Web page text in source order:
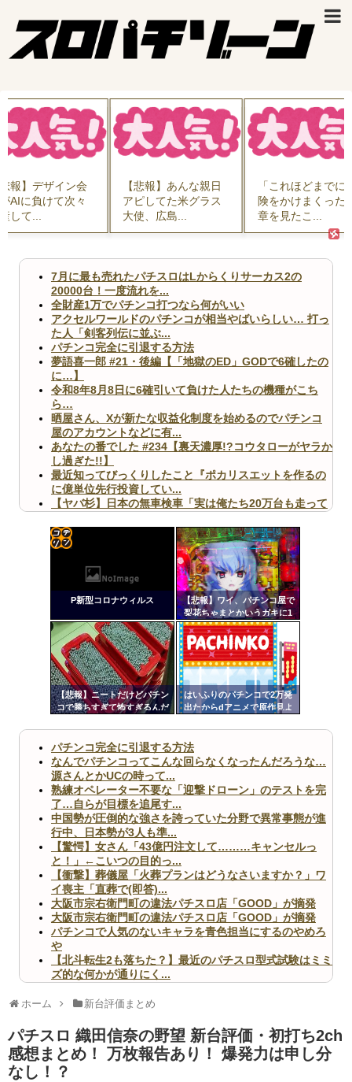
報】あんな親日
してた米グラス
、広島...
「これほどまでに保
険をかけまくった文
章を見たこ...
インフルエンサー
絶賛しまくった中
製EV「ラ...
7月に最も売れたパチスロはLからくりサーカス2の
20000台！一度流れを...
全財産1万でパチンコ打つなら何がいい
アクセルワールドのパチンコが相当やばいらしい… 打っ
た人「剣客列伝に並ぶ...
パチンコ完全に引退する方法
夢語喜一郎 #21・後編【「地獄のED」GODで6確したの
に…】
令和8年8月8日に6確引いて負けた人たちの機種がこち
ら…
晒屋さん、Xが新たな収益化制度を始めるのでパチンコ
屋のアカウントなどに有...
あなたの番でした #234【裏天濃厚!?コウタローがヤラか
し過ぎた!!】
最近知ってびっくりしたこと『ポカリスエットを作るの
に億単位先行投資してい...
【ヤバ杉】日本の無車検車「実は俺たち20万台も走って
【閲覧注意】俺が近くにいると機械が壊れるんだけどさ
【画像】ペプシコーラ社、「こういうのでいいんだよ」
Powered by livedoor 相互RSS
P新型コロナウィルス
【悲報】ワイ、パチンコ屋で
梨花ちゃまとかいうガキに1
万カツアゲされる
【悲報】ニートだけどパチン
コで勝ちすぎて怖すぎるんだ
はいふりのパチンコで2万発
出たからdアニメで原作見よ
定リ
ンク
自動
更新
ツー
パチンコ完全に引退する方法
なんでパチンコってこんな回らなくなったんだろうな…
源さんとかUCの時って...
熟練オペレーター不要な「迎撃ドローン」のテストを完
了…自らが目標を追尾す...
中国勢が圧倒的な強さを誇っていた分野で異常事態が進
行中、日本勢が3人も準...
【驚愕】女さん「43億円注文して………キャンセルっ
と！」←こいつの目的っ...
【衝撃】葬儀屋「火葬プランはどうなさいますか？」ワ
イ喪主「直葬で(即答)...
大阪市宗右衛門町の違法パチスロ店「GOOD」が摘発
大阪市宗右衛門町の違法パチスロ店「GOOD」が摘発
パチンコで人気のないキャラを青色担当にするのやめろ
や
【北斗転生2も落ちた？】最近のパチスロ型式試験はミミ
ズ的な何かが通りにく...
いヤバいか教えて？...
ホーム 新台評価まとめ
パチスロ 織田信奈の野望 新台評価・初打ち2ch
感想まとめ！ 万枚報告あり！ 爆発力は申し分
なし！？